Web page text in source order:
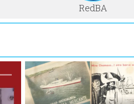
RedBA